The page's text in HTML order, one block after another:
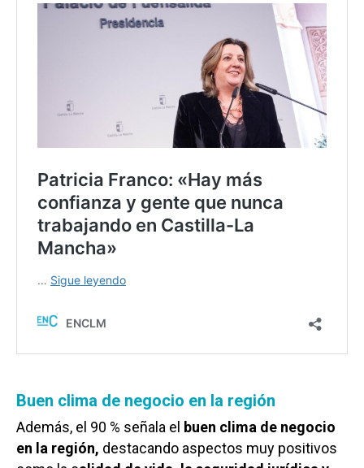
Buen clima de negocio en la región
Además, el 90 % señala el buen clima de negocio
en la región, destacando aspectos muy positivos